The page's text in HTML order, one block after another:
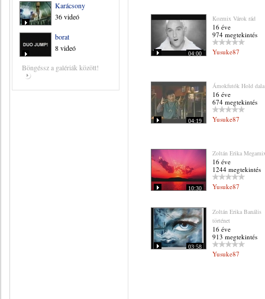
Karácsony
36 videó
borat
8 videó
Böngéssz a galériák között!
04:00
Kozmix Várok rád
16 éve
974 megtekintés
Yusuke87
04:19
Ámokfutók Hold dala
16 éve
674 megtekintés
Yusuke87
10:30
Zoltán Erika
16 éve
1244 megtekintés
Yusuke87
03:58
Zoltán Erika Banális
történet
16 éve
913 megtekintés
Yusuke87